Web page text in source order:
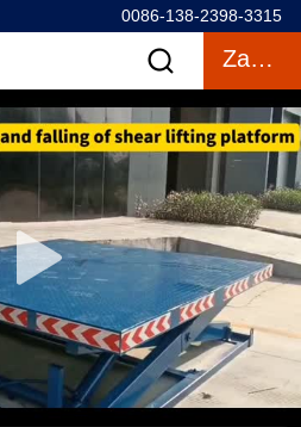
0086-138-2398-3315
Zacytować